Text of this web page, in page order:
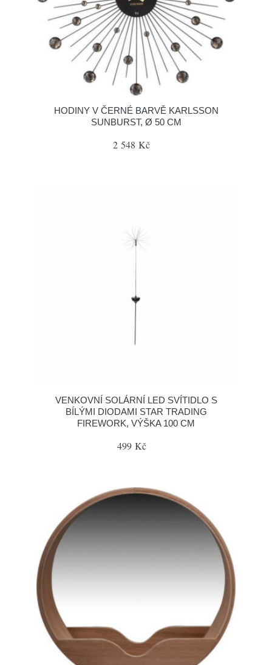
HODINY V ČERNÉ BARVĚ KARLSSON
SUNBURST, Ø 50 CM
2 548 Kč
VENKOVNÍ SOLÁRNÍ LED SVÍTIDLO S
BÍLÝMI DIODAMI STAR TRADING
FIREWORK, VÝŠKA 100 CM
499 Kč